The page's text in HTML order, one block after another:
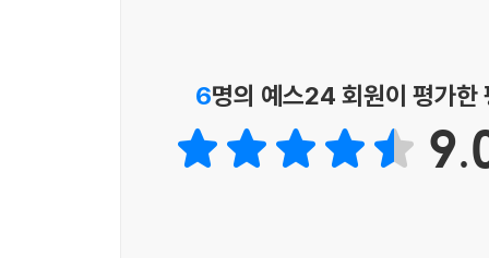
이 작품이 처음 출간되었을 때 인물 성격이나
작품이 표방하는 가치나 윤리·심미적 성향 등에
탐닉하며, 폭력을 미화하고, 기이함과 추함을 과도
6명의 예스24 회원이 평가한